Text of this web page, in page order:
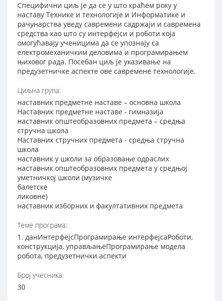
Специфични циљ је да се у што краћем року у
наставу Технике и технологије и Информатике и
рачунарства уведу савремени садржаји и савремена
средства као што су интерфејси и роботи која
омогућавају ученицима да се упознају са
електромеханичким деловима и програмирањем
њиховог рада. Посебан циљ је указивање на
предузетничке аспекте ове савремене технологије.
Циљна група:
наставник предметне наставе – основна школа
Наставник предметне наставе - гимназија
наставник општеобразовних предмета – средња
стручна школа
Наставник стручних предмета - средња стручна
школа
наставник у школи за образовање одраслих
наставник општеобразовних предмета у средњој
уметничкој школи (музичке
балетске
ликовне)
наставник изборних и факултативних предмета
Теме програма:
1. данИнтерфејсПрограмирање интерфејсаРоботи,
конструкција, управљањеПрограмирање модела
робота, предузетнички аспекти
Број учесника:
30